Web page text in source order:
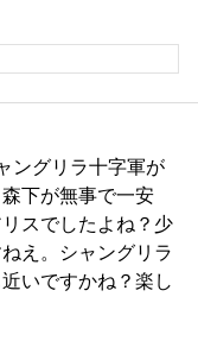
ングリラ十字軍が
下が無事で一安
スでしたよね？少
え。シャングリラ
いですかね？楽し